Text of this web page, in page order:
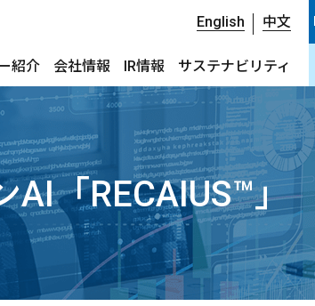
English 中文
紹介 会社情報 IR情報 サステナビリティ
AI「RECAIUS™」